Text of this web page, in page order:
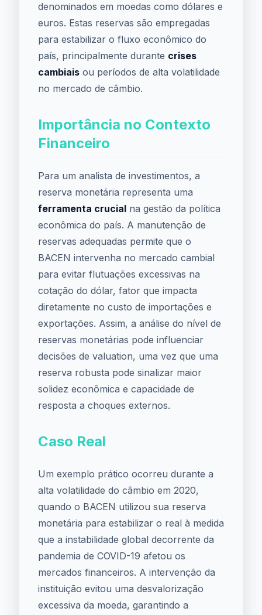
denominados em moedas como dólares e
euros. Estas reservas são empregadas
para estabilizar o fluxo econômico do
país, principalmente durante crises
cambiais ou períodos de alta volatilidade
no mercado de câmbio.
Importância no Contexto
Financeiro
Para um analista de investimentos, a
reserva monetária representa uma
ferramenta crucial na gestão da política
econômica do país. A manutenção de
reservas adequadas permite que o
BACEN intervenha no mercado cambial
para evitar flutuações excessivas na
cotação do dólar, fator que impacta
diretamente no custo de importações e
exportações. Assim, a análise do nível de
reservas monetárias pode influenciar
decisões de valuation, uma vez que uma
reserva robusta pode sinalizar maior
solidez econômica e capacidade de
resposta a choques externos.
Caso Real
Um exemplo prático ocorreu durante a
alta volatilidade do câmbio em 2020,
quando o BACEN utilizou sua reserva
monetária para estabilizar o real à medida
que a instabilidade global decorrente da
pandemia de COVID-19 afetou os
mercados financeiros. A intervenção da
instituição evitou uma desvalorização
excessiva da moeda, garantindo a